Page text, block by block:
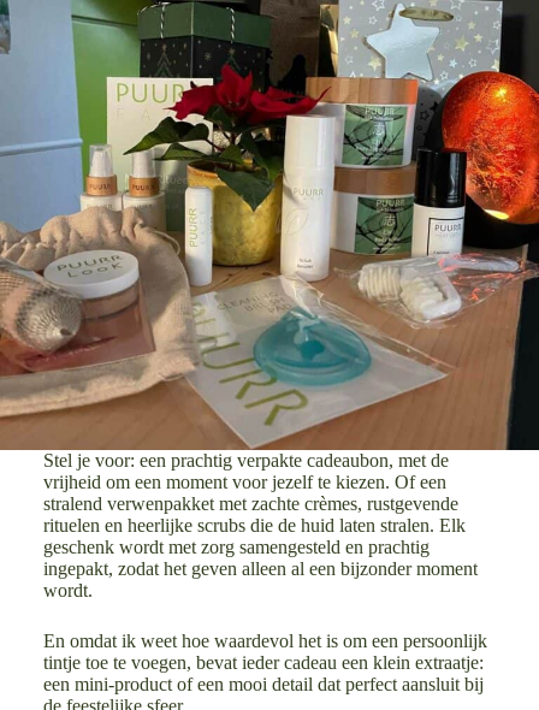
Stel je voor: een prachtig verpakte cadeaubon, met de
vrijheid om een moment voor jezelf te kiezen. Of een
stralend verwenpakket met zachte crèmes, rustgevende
rituelen en heerlijke scrubs die de huid laten stralen. Elk
geschenk wordt met zorg samengesteld en prachtig
ingepakt, zodat het geven alleen al een bijzonder moment
wordt.
En omdat ik weet hoe waardevol het is om een persoonlijk
tintje toe te voegen, bevat ieder cadeau een klein extraatje:
een mini-product of een mooi detail dat perfect aansluit bij